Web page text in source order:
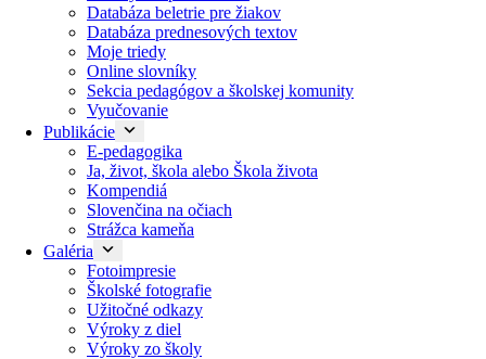
Databáza beletrie pre žiakov
Databáza prednesových textov
Moje triedy
Online slovníky
Sekcia pedagógov a školskej komunity
Vyučovanie
Publikácie
E-pedagogika
Ja, život, škola alebo Škola života
Kompendiá
Slovenčina na očiach
Strážca kameňa
Galéria
Fotoimpresie
Školské fotografie
Užitočné odkazy
Výroky z diel
Výroky zo školy